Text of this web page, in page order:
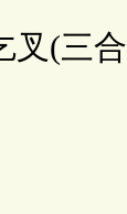
(三合